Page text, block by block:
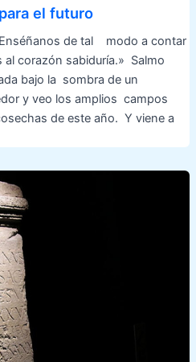
el futuro
de tal modo a contar
al corazón sabiduría.» Salmo
bajo la sombra de un
y veo los amplios campos
de este año. Y viene a